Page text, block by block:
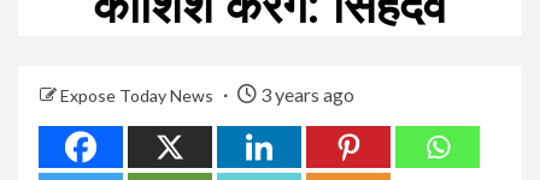
Expose Today News 3 years ago